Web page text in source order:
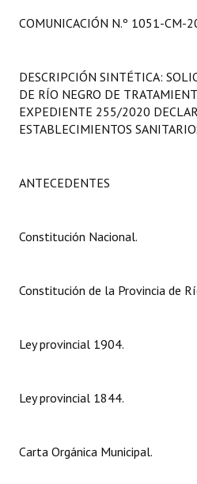
Comisiones Especiales
Programas
LEGISLACIÓN
Digesto
Informes de Gestión
Dictámenes Asesoría Letrada
COMUNICACIÓN N.º 1051-CM-
DESCRIPCIÓN SINTÉTICA:
DE RÍO NEGRO DE
EXPEDIENTE 255/2020
ESTABLECIMIENTOS
ANTECEDENTES
Constitución Nacional.
Constitución de la Provincia de
Ley provincial 1904.
Ley provincial 1844.
Carta Orgánica Municipal.